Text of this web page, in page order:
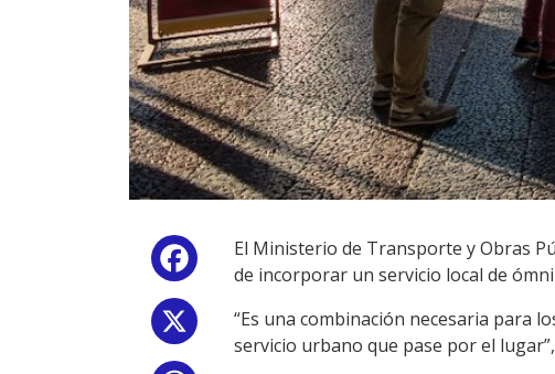
Facebook
El Ministerio de Transporte y Obras
de incorporar un servicio local de
“Es una combinación necesaria para
servicio urbano que pase por el